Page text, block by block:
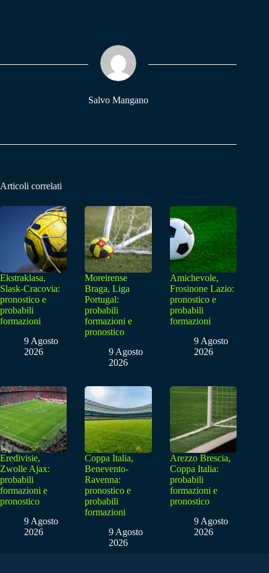
pp m
Salvo Mangano
Articoli correlati
Ekstraklasa,
Slask-Cracovia:
pronostico e
probabili
formazioni
9 Agosto
2026
Moreirense
Braga, Liga
Portugal:
probabili
formazioni e
pronostico
9 Agosto
2026
Amichevole,
Frosinone Lazio:
pronostico e
probabili
formazioni
9 Agosto
2026
Eredivisie,
Zwolle Ajax:
probabili
formazioni e
pronostico
9 Agosto
2026
Coppa Italia,
Benevento-
Ravenna:
pronostico e
probabili
formazioni
9 Agosto
2026
Arezzo Brescia,
Coppa Italia:
probabili
formazioni e
pronostico
9 Agosto
2026